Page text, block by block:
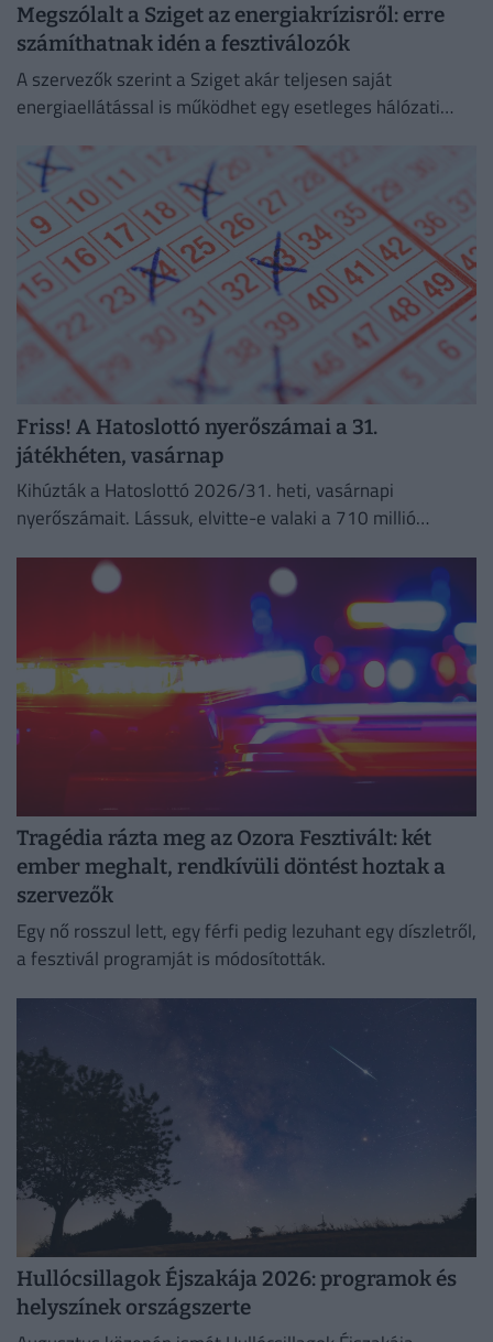
Megszólalt a Sziget az energiakrízisről: erre
számíthatnak idén a fesztiválozók
A szervezők szerint a Sziget akár teljesen saját
energiaellátással is működhet egy esetleges hálózati
Friss! A Hatoslottó nyerőszámai a 31.
játékhéten, vasárnap
Kihúzták a Hatoslottó 2026/31. heti, vasárnapi
nyerőszámait. Lássuk, elvitte-e valaki a 710 millió
Tragédia rázta meg az Ozora Fesztivált: két
ember meghalt, rendkívüli döntést hoztak a
szervezők
Egy nő rosszul lett, egy férfi pedig lezuhant egy díszletről,
a fesztivál programját is módosították.
Hullócsillagok Éjszakája 2026: programok és
helyszínek országszerte